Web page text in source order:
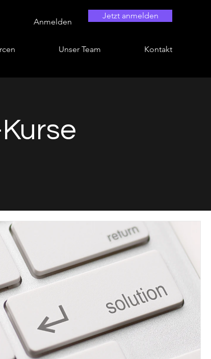
Anmelden
Jetzt anmelden
Unser Team Kontakt